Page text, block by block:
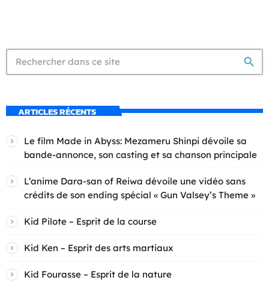
search
ARTICLES RÉCENTS
Le film Made in Abyss: Mezameru Shinpi dévoile sa
bande-annonce, son casting et sa chanson principale
L’anime Dara-san of Reiwa dévoile une vidéo sans
crédits de son ending spécial « Gun Valsey’s Theme »
Kid Pilote – Esprit de la course
Kid Ken – Esprit des arts martiaux
Kid Fourasse – Esprit de la nature